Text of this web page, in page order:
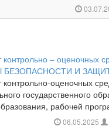
контрольно – оценочных
БЕЗОПАСНОСТИ И
контрольно-оценочных
государственного
рабочей
06.05.2025